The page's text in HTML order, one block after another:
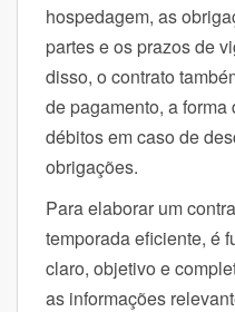
hospedagem, as
partes e os prazos de
disso, o contrato
de pagamento, a
débitos em caso de
obrigações.
Para elaborar um
temporada eficiente, é
claro, objetivo e
as informações